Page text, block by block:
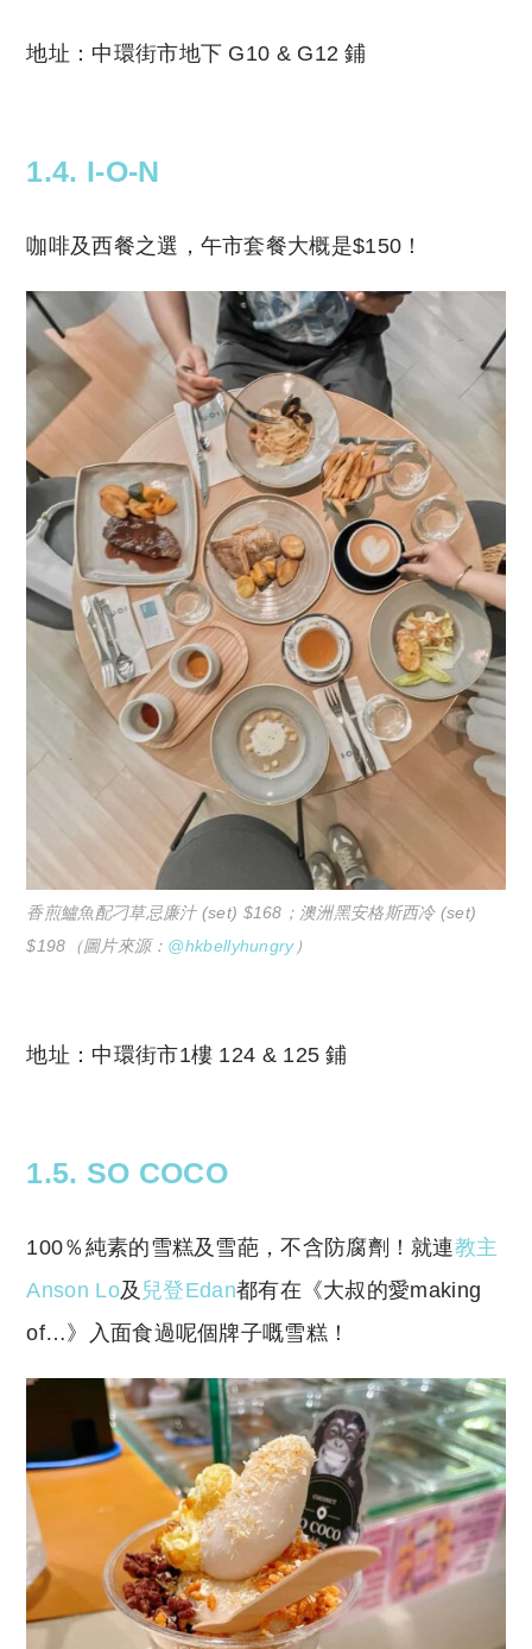
地址：中環街市地下 G10 & G12 鋪
1.4. I-O-N
咖啡及西餐之選，午市套餐大概是$150！
香煎鱸魚配刁草忌廉汁 (set) $168；澳洲黑安格斯西冷 (set)
$198（圖片來源： @hkbellyhungry）
地址：中環街市1樓 124 & 125 鋪
1.5. SO COCO
100％純素的雪糕及雪葩，不含防腐劑！就連教主
Anson Lo及 兒登Edan都有在《大叔的愛making
of…》入面食過呢個牌子嘅雪糕！